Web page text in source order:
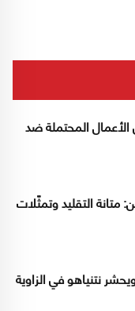
الأعمال المحتملة ضد
متانة التقليد وتمثّلات
نتنياهو في الزاوية